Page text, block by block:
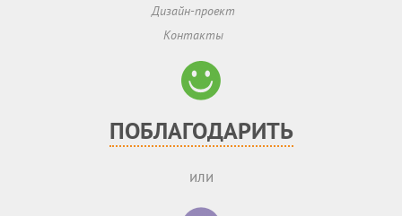
Дизайн-проект
Контакты
ПОБЛАГОДАРИТЬ
или